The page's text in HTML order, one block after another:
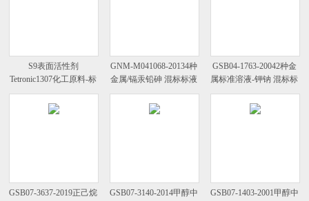
S9表面活性剂
Tetronic1307化工原料-标
准物质
GNM-M041068-20134种
金属/镉汞铅砷 混标标液
标准溶液
GSB04-1763-20042种金
属标准溶液-钾钠 混标标
液
GSB07-3637-2019正己烷
GSB07-3140-2014甲醇中
GSB07-1403-2001甲醇中